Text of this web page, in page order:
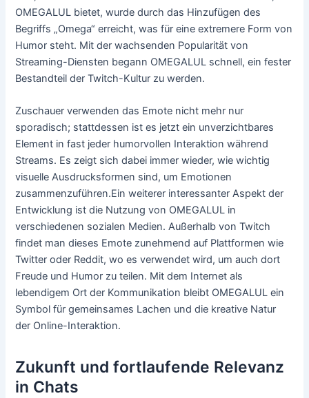
OMEGALUL bietet, wurde durch das Hinzufügen des
Begriffs „Omega“ erreicht, was für eine extremere Form von
Humor steht. Mit der wachsenden Popularität von
Streaming-Diensten begann OMEGALUL schnell, ein fester
Bestandteil der Twitch-Kultur zu werden.
Zuschauer verwenden das Emote nicht mehr nur
sporadisch; stattdessen ist es jetzt ein unverzichtbares
Element in fast jeder humorvollen Interaktion während
Streams. Es zeigt sich dabei immer wieder, wie wichtig
visuelle Ausdrucksformen sind, um Emotionen
zusammenzuführen.Ein weiterer interessanter Aspekt der
Entwicklung ist die Nutzung von OMEGALUL in
verschiedenen sozialen Medien. Außerhalb von Twitch
findet man dieses Emote zunehmend auf Plattformen wie
Twitter oder Reddit, wo es verwendet wird, um auch dort
Freude und Humor zu teilen. Mit dem Internet als
lebendigem Ort der Kommunikation bleibt OMEGALUL ein
Symbol für gemeinsames Lachen und die kreative Natur
der Online-Interaktion.
Zukunft und fortlaufende Relevanz
in Chats